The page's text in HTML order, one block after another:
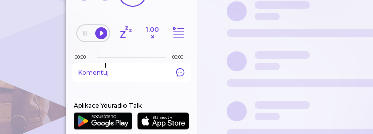
1.00
×
00:00 00:00
Komentuj
Aplikace Youradio Talk